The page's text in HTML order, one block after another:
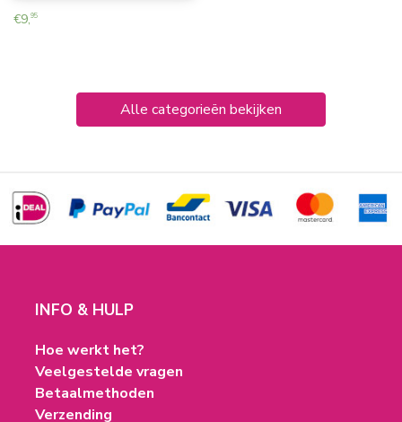
€9,95
Alle categorieën bekijken
INFO & HULP
Hoe werkt het?
Veelgestelde vragen
Betaalmethoden
Verzending